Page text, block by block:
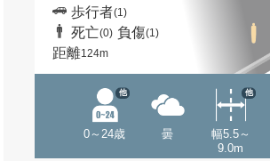
歩行者(1)
死亡(0) 負傷(1)
距離124m
0～24歳
他
曇
幅5.5～
9.0m
他